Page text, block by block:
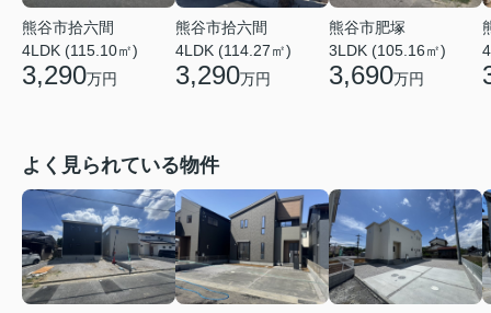
熊谷市拾六間
4LDK (115.10㎡)
3,290万円
熊谷市拾六間
4LDK (114.27㎡)
3,290万円
熊谷市肥塚
3LDK (105.16㎡)
3,690万円
よく見られている物件